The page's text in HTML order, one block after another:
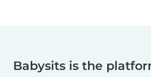
Babysits is the